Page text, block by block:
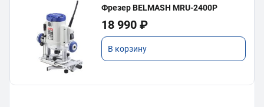
Фрезер BELMASH MRU-2400P
18 990 ₽
В корзину